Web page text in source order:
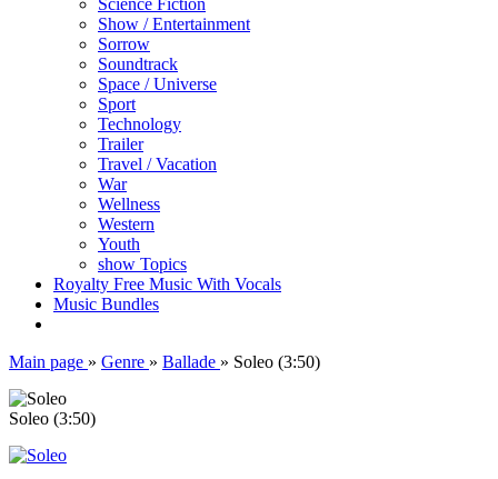
Science Fiction
Show / Entertainment
Sorrow
Soundtrack
Space / Universe
Sport
Technology
Trailer
Travel / Vacation
War
Wellness
Western
Youth
show Topics
Royalty Free Music With Vocals
Music Bundles
Main page » Genre » Ballade » Soleo (3:50)
Soleo (3:50)